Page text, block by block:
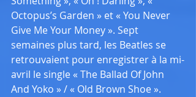
Octopus’s Garden » et « You Never
Give Me Your Money ». Sept
semaines plus tard, les Beatles se
retrouvaient pour enregistrer à la mi-
avril le single « The Ballad Of John
And Yoko » / « Old Brown Shoe ».